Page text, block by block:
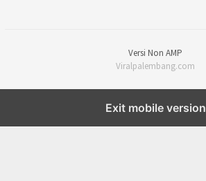
Versi Non AMP
Viralpalembang.com
Exit mobile version